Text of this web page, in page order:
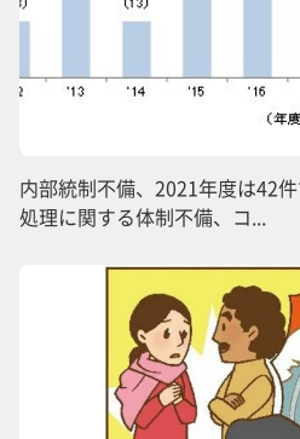
内部統制不備、2021年度は42
処理に関する体制不備、コ...